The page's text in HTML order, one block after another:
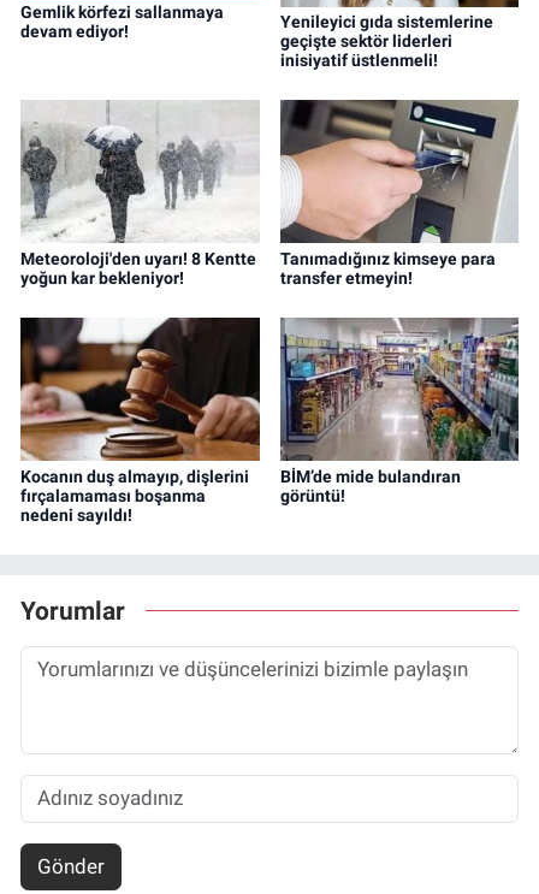
Gemlik körfezi sallanmaya
devam ediyor!
Yenileyici gıda sistemlerine
geçişte sektör liderleri
inisiyatif üstlenmeli!
Meteoroloji'den uyarı! 8 Kentte
yoğun kar bekleniyor!
Tanımadığınız kimseye para
transfer etmeyin!
Kocanın duş almayıp, dişlerini
fırçalamaması boşanma
nedeni sayıldı!
BİM’de mide bulandıran
görüntü!
Yorumlar
Gönder